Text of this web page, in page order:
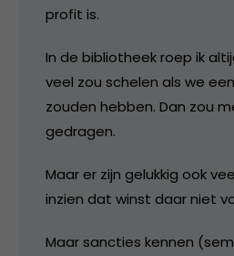
profit is.
In de bibliotheek roep ik
veel zou schelen als we
zouden hebben. Dan zou
gedragen.
Maar er zijn gelukkig ook
inzien dat winst daar niet
Maar sancties kennen